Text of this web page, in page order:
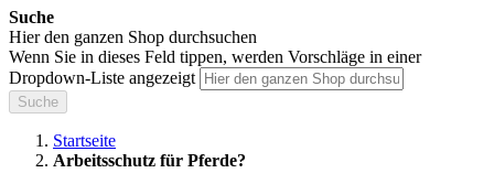
Suche
Hier den ganzen Shop durchsuchen
Wenn Sie in dieses Feld tippen, werden Vorschläge in einer
Dropdown-Liste angezeigt
Suche
Startseite
Arbeitsschutz für Pferde?